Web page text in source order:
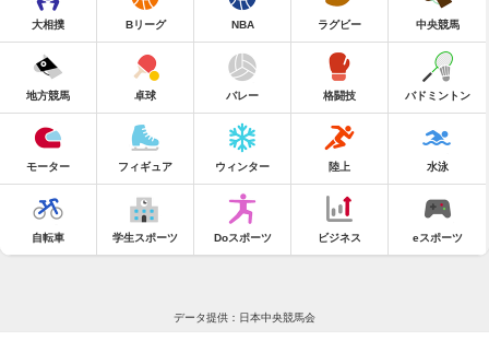
大相撲 Bリーグ NBA ラグビー 中央競馬
地方競馬 卓球 バレー 格闘技 バドミントン
モーター フィギュア ウィンター 陸上 水泳
自転車 学生スポーツ Doスポーツ ビジネス eスポーツ
データ提供：日本中央競馬会